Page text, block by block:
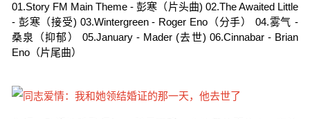
01.Story FM Main Theme - 彭寒（片头曲) 02.The Awaited Little
- 彭寒（接受) 03.Wintergreen - Roger Eno（分手） 04.雾气 -
桑泉（抑郁） 05.January - Mader (去世) 06.Cinnabar - Brian
Eno（片尾曲）